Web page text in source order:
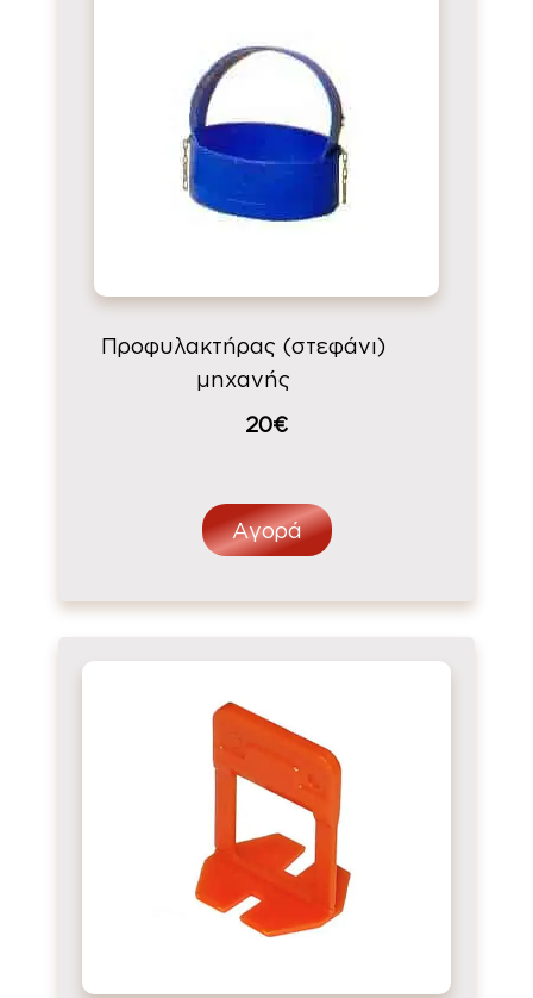
Προφυλακτήρας (στεφάνι)
μηχανής
20€
Αγορά